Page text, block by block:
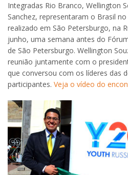
Integradas Rio Branco, Wellington
Sanchez, representaram o Brasil
realizado em São Petersburgo, na
junho, uma semana antes do
de São Petersburgo. Wellington
reunião juntamente com o
que conversou com os líderes das
participantes. Veja o vídeo do